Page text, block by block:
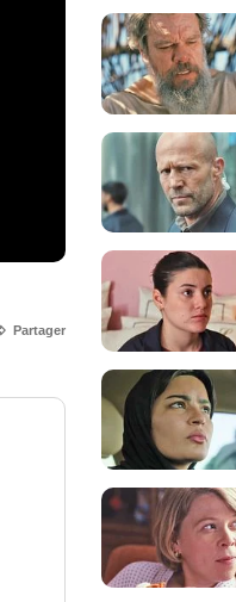
Partager